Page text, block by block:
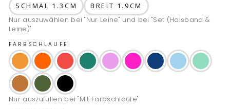
SCHMAL 1.3CM BREIT 1.9CM
Nur auszuwählen bei "Nur Leine" und bei "Set (Halsband &
Leine)"
FARBSCHLAUFE
Nur auszufüllen bei "Mit Farbschlaufe"